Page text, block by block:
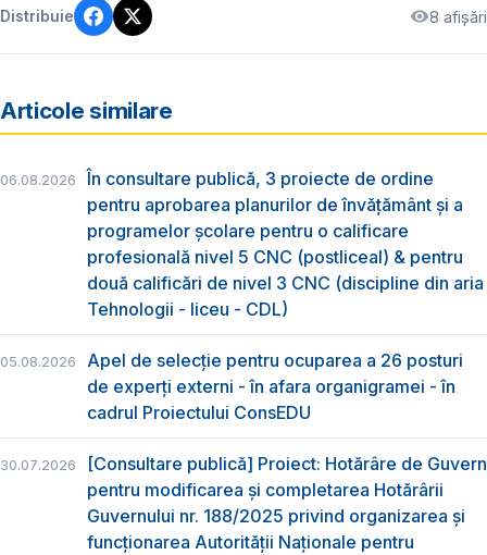
Distribuie 8 afișări
Articole similare
06.08.2026
În consultare publică, 3 proiecte de ordine
pentru aprobarea planurilor de învățământ și a
programelor școlare pentru o calificare
profesională nivel 5 CNC (postliceal) & pentru
două calificări de nivel 3 CNC (discipline din aria
Tehnologii - liceu - CDL)
05.08.2026
Apel de selecție pentru ocuparea a 26 posturi
de experți externi - în afara organigramei - în
cadrul Proiectului ConsEDU
30.07.2026
[Consultare publică] Proiect: Hotărâre de Guvern
pentru modificarea și completarea Hotărârii
Guvernului nr. 188/2025 privind organizarea şi
funcţionarea Autorităţii Naţionale pentru